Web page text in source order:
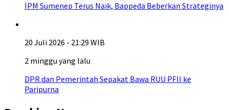
IPM Sumenep Terus Naik, Bappeda Beberkan Strateginya
20 Juli 2026 - 21:29 WIB
2 minggu yang lalu
DPR dan Pemerintah Sepakat Bawa RUU PFII ke
Paripurna